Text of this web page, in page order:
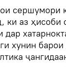
сершумори
аз ҳисоби
хунин